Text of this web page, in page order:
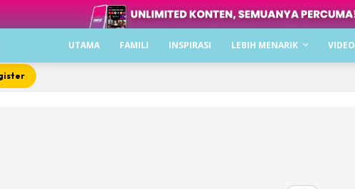
UTAMA FAMILI INSPIRASI LEBIH MENARIK VIDEO